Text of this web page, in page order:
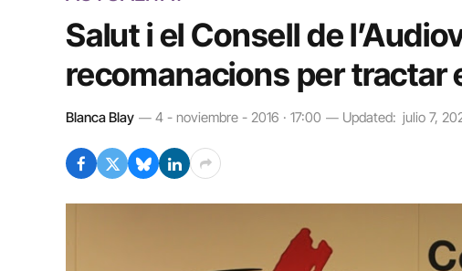
Salut i el Consell de
recomanacions per tractar
Blanca Blay 4 - noviembre - 2016 · 17:00 Updated: julio 7,